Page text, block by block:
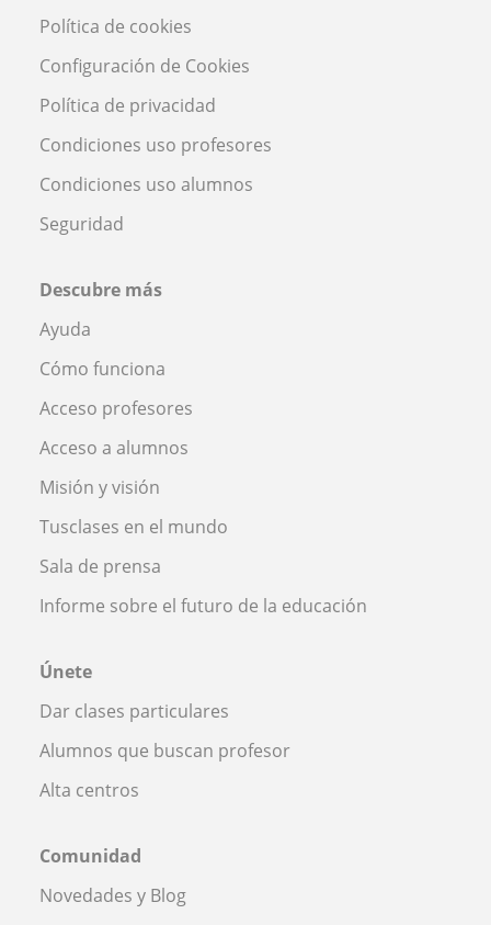
Política de cookies
Configuración de Cookies
Política de privacidad
Condiciones uso profesores
Condiciones uso alumnos
Seguridad
Descubre más
Ayuda
Cómo funciona
Acceso profesores
Acceso a alumnos
Misión y visión
Tusclases en el mundo
Sala de prensa
Informe sobre el futuro de la educación
Únete
Dar clases particulares
Alumnos que buscan profesor
Alta centros
Comunidad
Novedades y Blog